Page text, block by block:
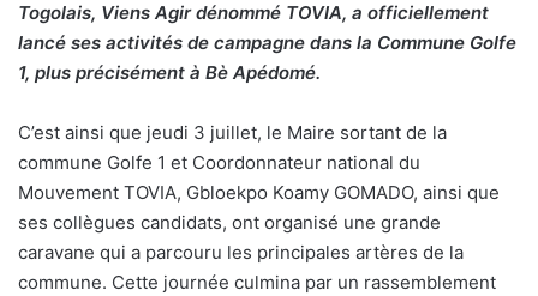
Togolais, Viens Agir dénommé TOVIA, a officiellement
lancé ses activités de campagne dans la Commune Golfe
1, plus précisément à Bè Apédomé.
C’est ainsi que jeudi 3 juillet, le Maire sortant de la
commune Golfe 1 et Coordonnateur national du
Mouvement TOVIA, Gbloekpo Koamy GOMADO, ainsi que
ses collègues candidats, ont organisé une grande
caravane qui a parcouru les principales artères de la
commune. Cette journée culmina par un rassemblement